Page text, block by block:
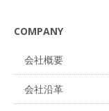
COMPANY
会社概要
会社沿革